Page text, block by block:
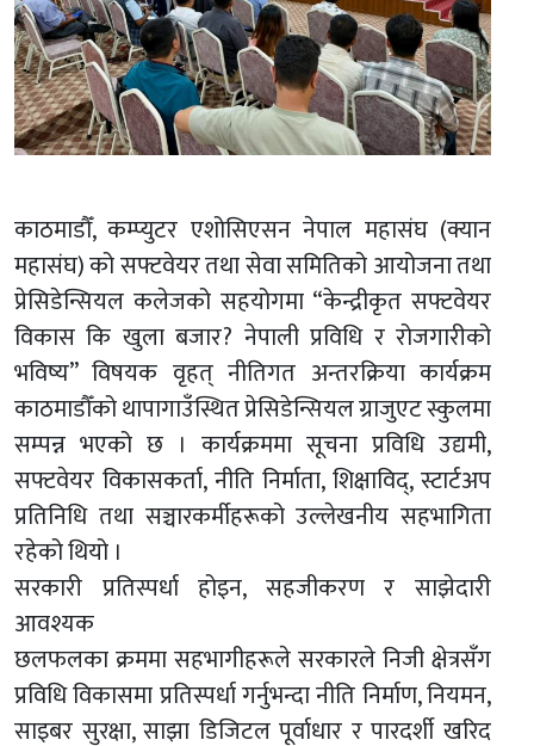
काठमाडौँ, कम्प्युटर एशोसिएसन नेपाल महासंघ (क्यान
महासंघ) को सफ्टवेयर तथा सेवा समितिको आयोजना तथा
प्रेसिडेन्सियल कलेजको सहयोगमा “केन्द्रीकृत सफ्टवेयर
विकास कि खुला बजार? नेपाली प्रविधि र रोजगारीको
भविष्य” विषयक वृहत् नीतिगत अन्तरक्रिया कार्यक्रम
काठमाडौँको थापागाउँस्थित प्रेसिडेन्सियल ग्राजुएट स्कुलमा
सम्पन्न भएको छ । कार्यक्रममा सूचना प्रविधि उद्यमी,
सफ्टवेयर विकासकर्ता, नीति निर्माता, शिक्षाविद्, स्टार्टअप
प्रतिनिधि तथा सञ्चारकर्मीहरूको उल्लेखनीय सहभागिता
रहेको थियो ।
सरकारी प्रतिस्पर्धा होइन, सहजीकरण र साझेदारी
आवश्यक
छलफलका क्रममा सहभागीहरूले सरकारले निजी क्षेत्रसँग
प्रविधि विकासमा प्रतिस्पर्धा गर्नुभन्दा नीति निर्माण, नियमन,
साइबर सुरक्षा, साझा डिजिटल पूर्वाधार र पारदर्शी खरिद